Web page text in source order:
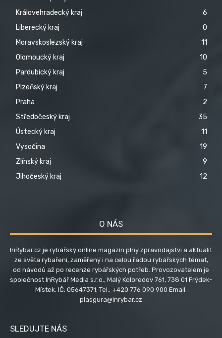
Královehradecký kraj
6
Liberecký kraj
0
Moravskoslezský kraj
11
Olomoucký kraj
10
Pardubický kraj
5
Plzeňský kraj
7
Praha
2
Středočeský kraj
35
Ústecký kraj
11
Vysočina
19
Zlínský kraj
9
Jihočeský kraj
12
O NÁS
InRybar.cz je rybářský online magazín plný zpravodajství a aktualit
ze světa rybaření, zaměřený i na celou řadou rybářských témat,
od návodů až po recenze rybářských potřeb. Provozovatelem je
společnost InRybář Media s.r.o., Malý Koloredov 761, 738 01 Frýdek-
Místek, IČ: 05647371; Tel.: +420 776 090 900 Email:
plasgura@inrybar.cz
SLEDUJTE NÁS